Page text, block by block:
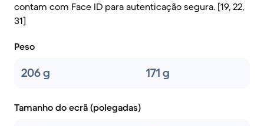
contam com Face ID para autenticação segura. [19, 22,
31]
Peso
206 g 171 g
Tamanho do ecrã (polegadas)